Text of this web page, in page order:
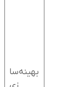
بهینه‌سا